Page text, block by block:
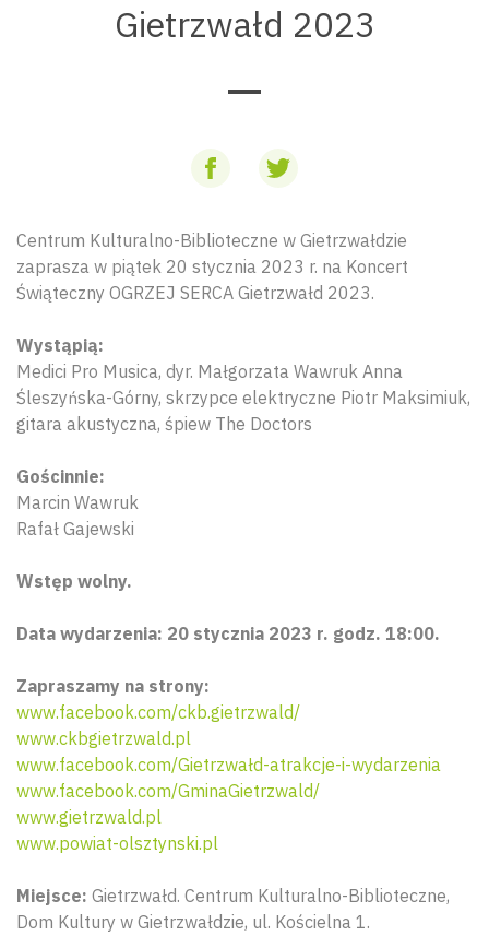
Gietrzwałd 2023
Centrum Kulturalno-Biblioteczne w Gietrzwałdzie
zaprasza w piątek 20 stycznia 2023 r. na Koncert
Świąteczny OGRZEJ SERCA Gietrzwałd 2023.
Wystąpią:
Medici Pro Musica, dyr. Małgorzata Wawruk Anna
Śleszyńska-Górny, skrzypce elektryczne Piotr Maksimiuk,
gitara akustyczna, śpiew The Doctors
Gościnnie:
Marcin Wawruk
Rafał Gajewski
Wstęp wolny.
Data wydarzenia: 20 stycznia 2023 r. godz. 18:00.
Zapraszamy na strony:
www.facebook.com/ckb.gietrzwald/
www.ckbgietrzwald.pl
www.facebook.com/Gietrzwałd-atrakcje-i-wydarzenia
www.facebook.com/GminaGietrzwald/
www.gietrzwald.pl
www.powiat-olsztynski.pl
Miejsce: Gietrzwałd. Centrum Kulturalno-Biblioteczne,
Dom Kultury w Gietrzwałdzie, ul. Kościelna 1.